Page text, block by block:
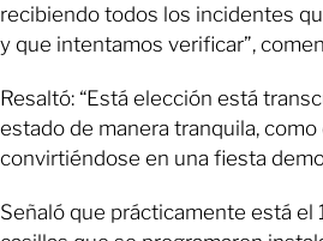
recibiendo todos los incidentes
y que intentamos verificar”,
Resaltó: “Está elección está
estado de manera tranquila, como
convirtiéndose en una fiesta
Señaló que prácticamente está el